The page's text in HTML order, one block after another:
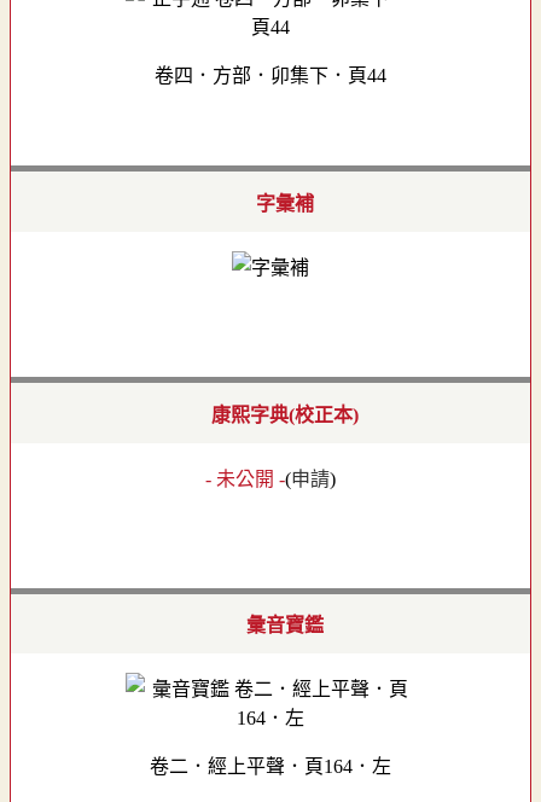
卷四．方部．卯集下．頁44
字彙補
康熙字典(校正本)
- 未公開 -(申請)
彙音寶鑑
卷二．經上平聲．頁164．左